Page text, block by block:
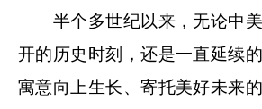
半个多世纪以来，无论中美
开的历史时刻，还是一直延续
寓意向上生长、寄托美好未来